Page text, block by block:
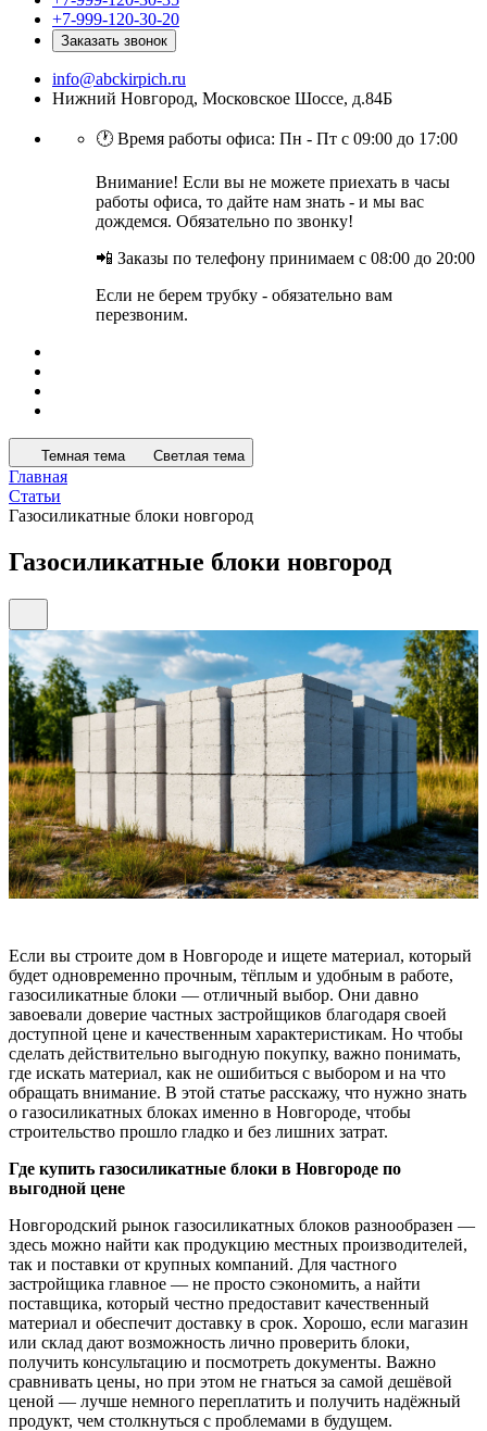
+7-999-120-30-20
Заказать звонок
info@abckirpich.ru
Нижний Новгород, Московское Шоссе, д.84Б
🕐 Время работы офиса: Пн - Пт с 09:00 до 17:00
Внимание! Если вы не можете приехать в часы
работы офиса, то дайте нам знать - и мы вас
дождемся. Обязательно по звонку!
📲 Заказы по телефону принимаем с 08:00 до 20:00
Если не берем трубку - обязательно вам
перезвоним.
Темная тема Светлая тема
Главная
Статьи
Газосиликатные блоки новгород
Газосиликатные блоки новгород
Если вы строите дом в Новгороде и ищете материал, который
будет одновременно прочным, тёплым и удобным в работе,
газосиликатные блоки — отличный выбор. Они давно
завоевали доверие частных застройщиков благодаря своей
доступной цене и качественным характеристикам. Но чтобы
сделать действительно выгодную покупку, важно понимать,
где искать материал, как не ошибиться с выбором и на что
обращать внимание. В этой статье расскажу, что нужно знать
о газосиликатных блоках именно в Новгороде, чтобы
строительство прошло гладко и без лишних затрат.
Где купить газосиликатные блоки в Новгороде по
выгодной цене
Новгородский рынок газосиликатных блоков разнообразен —
здесь можно найти как продукцию местных производителей,
так и поставки от крупных компаний. Для частного
застройщика главное — не просто сэкономить, а найти
поставщика, который честно предоставит качественный
материал и обеспечит доставку в срок. Хорошо, если магазин
или склад дают возможность лично проверить блоки,
получить консультацию и посмотреть документы. Важно
сравнивать цены, но при этом не гнаться за самой дешёвой
ценой — лучше немного переплатить и получить надёжный
продукт, чем столкнуться с проблемами в будущем.